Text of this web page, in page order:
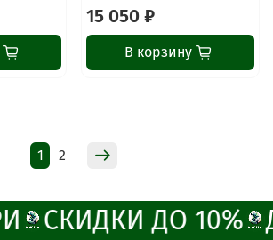
15 050 ₽
В корзину
1 2
СКИДКИ ДО 10%
через любой удобный
почта